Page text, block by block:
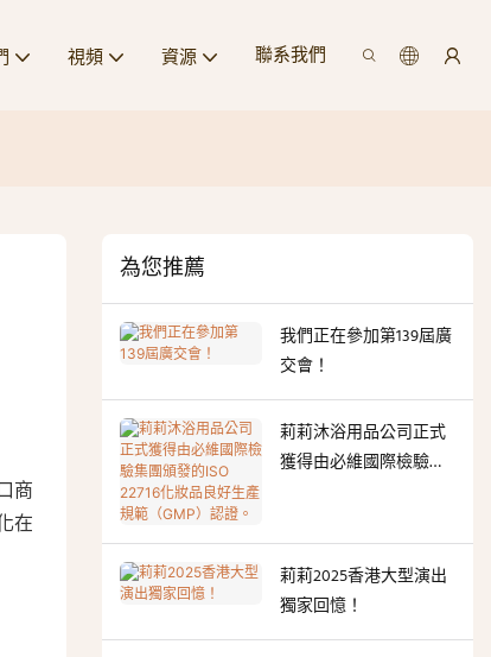
視頻 資源 聯系我們
商
在
為您推薦
我們正在參加第139屆廣
交會！
莉莉沐浴用品公司正式
獲得由必維國際檢驗集
（GMP）認證。
莉莉2025香港大型演出
獨家回憶！